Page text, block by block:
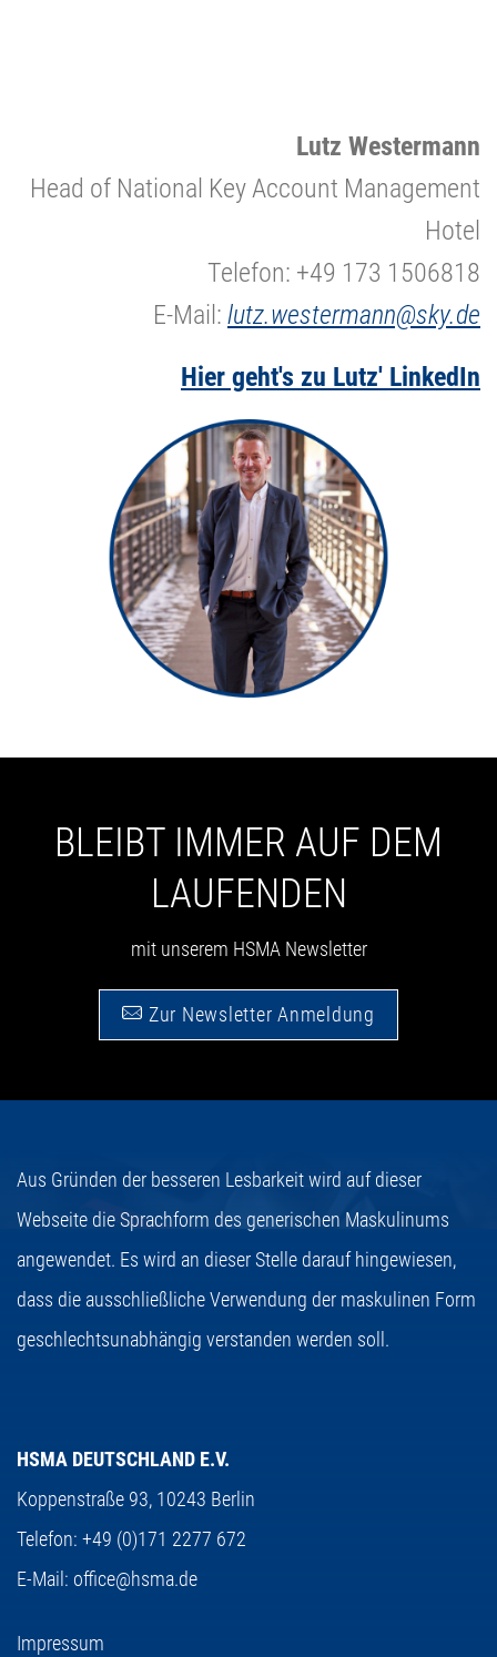
Lutz Westermann
Head of National Key Account Management
Hotel
Telefon: +49 173 1506818
E-Mail: lutz.westermann@sky.de
Hier geht's zu Lutz' LinkedIn
BLEIBT IMMER AUF DEM
LAUFENDEN
mit unserem HSMA Newsletter
Zur Newsletter Anmeldung
Aus Gründen der besseren Lesbarkeit wird auf dieser
Webseite die Sprachform des generischen Maskulinums
angewendet. Es wird an dieser Stelle darauf hingewiesen,
dass die ausschließliche Verwendung der maskulinen Form
geschlechtsunabhängig verstanden werden soll.
HSMA DEUTSCHLAND E.V.
Koppenstraße 93, 10243 Berlin
Telefon: +49 (0)171 2277 672
E-Mail: office@hsma.de
Impressum